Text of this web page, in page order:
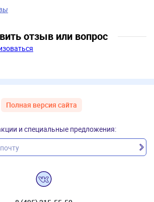
отзыв или вопрос
Полная версия сайта
и специальные предложения: